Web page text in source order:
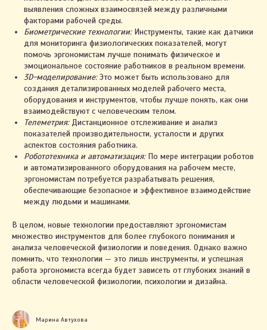
выявления сложных взаимосвязей между различными
факторами рабочей среды.
Биометрические технологии:Инструменты, такие как датчики
для мониторинга физиологических показателей, могут
помочь эргономистам лучше понимать физическое и
эмоциональное состояние работников в реальном времени.
3D-моделирование:Это может быть использовано для
создания детализированных моделей рабочего места,
оборудования и инструментов, чтобы лучше понять, как они
взаимодействуют с человеческим телом.
Телеметрия:Дистанционное отслеживание и анализ
показателей производительности, усталости и других
аспектов состояния работника.
Робототехника и автоматизация:По мере интеграции роботов
и автоматизированного оборудования на рабочем месте,
эргономистам потребуется разрабатывать решения,
обеспечивающие безопасное и эффективное взаимодействие
между людьми и машинами.
В целом, новые технологии предоставляют эргономистам
множество инструментов для более глубокого понимания и
анализа человеческой физиологии и поведения. Однако важно
помнить, что технологии — это лишь инструменты, и успешная
работа эргономиста всегда будет зависеть от глубоких знаний в
области человеческой физиологии, психологии и дизайна.
Марина Автухова
2023. ИП Автухова Марина Александровна
Св-во о государственной регистрации № 0796122
выдано Жлобинским райисполкомом 03.03.2021
Политика конфиденциальности
Настройки cookie
УНП 491461557
Интернет-сайт включён в БЕЛГИЭ
Республики Беларусь 01.11.2023 за №191590
Правила оплаты и возврата